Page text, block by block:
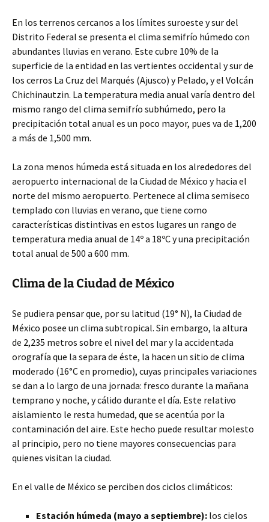
En los terrenos cercanos a los límites suroeste y sur del
Distrito Federal se presenta el clima semifrío húmedo con
abundantes lluvias en verano. Este cubre 10% de la
superficie de la entidad en las vertientes occidental y sur de
los cerros La Cruz del Marqués (Ajusco) y Pelado, y el Volcán
Chichinautzin. La temperatura media anual varía dentro del
mismo rango del clima semifrío subhúmedo, pero la
precipitación total anual es un poco mayor, pues va de 1,200
a más de 1,500 mm.
La zona menos húmeda está situada en los alrededores del
aeropuerto internacional de la Ciudad de México y hacia el
norte del mismo aeropuerto. Pertenece al clima semiseco
templado con lluvias en verano, que tiene como
características distintivas en estos lugares un rango de
temperatura media anual de 14º a 18ºC y una precipitación
total anual de 500 a 600 mm.
Clima de la Ciudad de México
Se pudiera pensar que, por su latitud (19° N), la Ciudad de
México posee un clima subtropical. Sin embargo, la altura
de 2,235 metros sobre el nivel del mar y la accidentada
orografía que la separa de éste, la hacen un sitio de clima
moderado (16°C en promedio), cuyas principales variaciones
se dan a lo largo de una jornada: fresco durante la mañana
temprano y noche, y cálido durante el día. Este relativo
aislamiento le resta humedad, que se acentúa por la
contaminación del aire. Este hecho puede resultar molesto
al principio, pero no tiene mayores consecuencias para
quienes visitan la ciudad.
En el valle de México se perciben dos ciclos climáticos:
Estación húmeda (mayo a septiembre): los cielos